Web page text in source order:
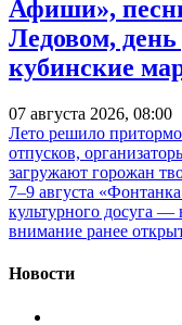
Афиши»,
Ледовом,
кубинские
07 августа 2026, 08:00
Лето решило
отпусков,
загружают горожан
7–9 августа
культурного досуга —
внимание ранее
Новости